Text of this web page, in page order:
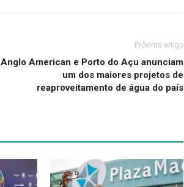
Próximo artigo
Anglo American e Porto do Açu anunciam
um dos maiores projetos de
reaproveitamento de água do país